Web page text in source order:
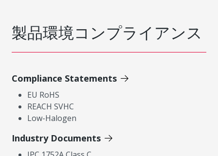
製品環境コンプライアンス
Compliance Statements
EU RoHS
REACH SVHC
Low-Halogen
Industry Documents